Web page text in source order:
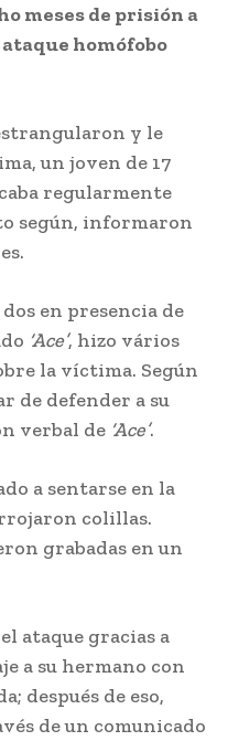
meses de prisión a
homófobo
y le
un joven de 17
regularmente
según, informaron
en presencia de
‘Ace’, hizo vários
la víctima. Según
de defender a su
verbal de ‘Ace’.
a sentarse en la
colillas.
grabadas en un
ataque gracias a
a su hermano con
después de eso,
de un comunicado